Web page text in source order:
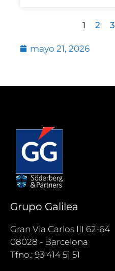
1 2 3
mayo 21, 2026
Grupo Galilea
Gran Via Carlos III 62-64
08028 - Barcelona
Tfno.: 93 414 51 51